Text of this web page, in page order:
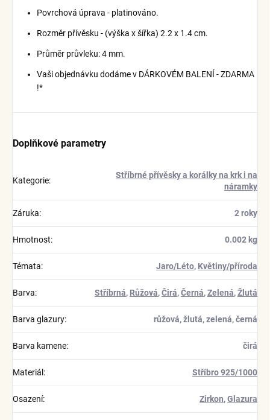
Povrchová úprava - platinováno.
Rozměr přívěsku - (výška x šířka) 2.2 x 1.4 cm.
Průměr průvleku: 4 mm.
Vaši objednávku dodáme v DÁRKOVÉM BALENÍ - ZDARMA
!*
Doplňkové parametry
Kategorie:
Stříbrné přívěsky a korálky na krk i na
náramky
Záruka: 2 roky
Hmotnost: 0.002 kg
Témata: Jaro/Léto, Květiny/příroda
Barva: Stříbrná, Růžová,Čirá,Černá,Zelená,Žlutá
Barva glazury: růžová, žlutá, zelená, černá
Barva kamene: čirá
Materiál : Stříbro 925/1000
Osazení: Zirkon,Glazura